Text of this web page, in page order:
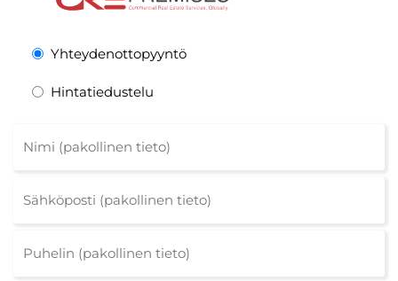
Yhteydenottopyyntö
Hintatiedustelu